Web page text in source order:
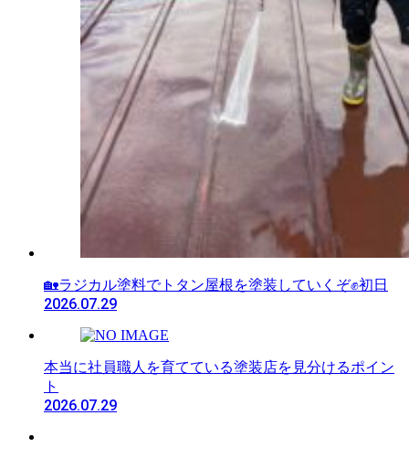
🏡ラジカル塗料でトタン屋根を塗装していくぞ✊初日
2026.07.29
本当に社員職人を育てている塗装店を見分けるポイン
ト
2026.07.29